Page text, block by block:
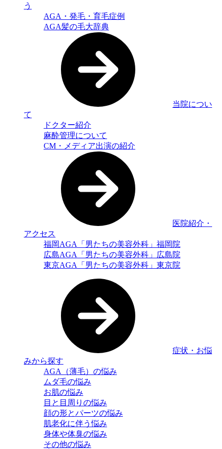
う
AGA・発毛・育毛症例
AGA髪の毛大辞典
当院につい
て
ドクター紹介
麻酔管理について
CM・メディア出演の紹介
医院紹介・
アクセス
福岡AGA「男たちの美容外科」福岡院
広島AGA「男たちの美容外科」広島院
東京AGA「男たちの美容外科」東京院
症状・お悩
みから探す
AGA（薄毛）の悩み
ムダ毛の悩み
お肌の悩み
目と目周りの悩み
顔の形とパーツの悩み
肌老化に伴う悩み
身体や体臭の悩み
その他の悩み